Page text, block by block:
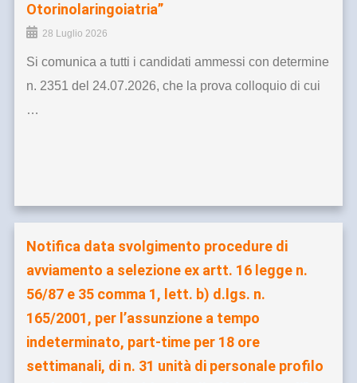
Otorinolaringoiatria”
28 Luglio 2026
Si comunica a tutti i candidati ammessi con determine
n. 2351 del 24.07.2026, che la prova colloquio di cui
…
Notifica data svolgimento procedure di
avviamento a selezione ex artt. 16 legge n.
56/87 e 35 comma 1, lett. b) d.lgs. n.
165/2001, per l’assunzione a tempo
indeterminato, part-time per 18 ore
settimanali, di n. 31 unità di personale profilo